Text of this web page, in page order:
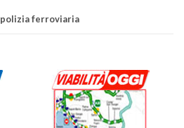
polizia ferroviaria